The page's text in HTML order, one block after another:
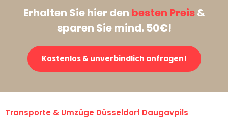
Erhalten Sie hier den besten Preis&
sparen Sie mind. 50€!
Kostenlos & unverbindlich anfragen!
Transporte & Umzüge Düsseldorf Daugavpils